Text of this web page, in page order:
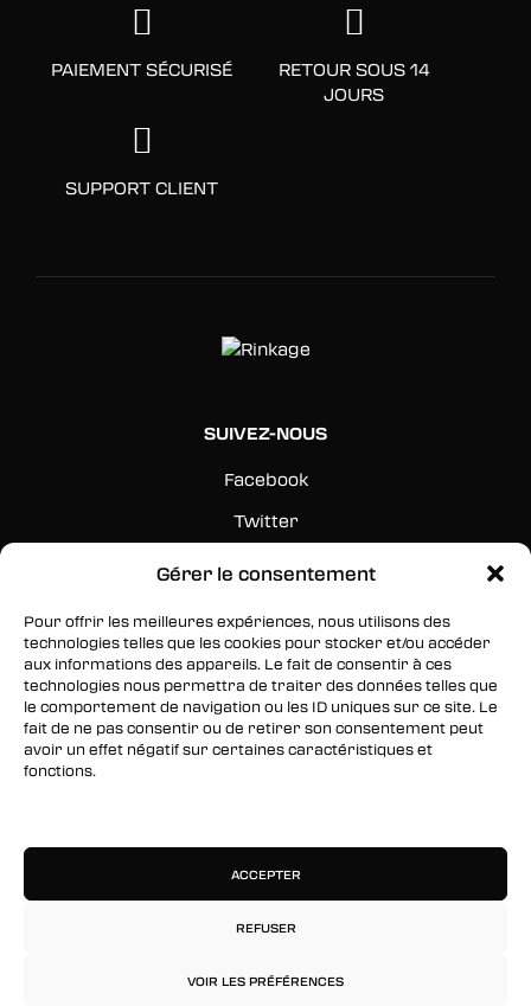
Gérer le consentement
Pour offrir les meilleures expériences, nous utilisons des
technologies telles que les cookies pour stocker et/ou accéder
aux informations des appareils. Le fait de consentir à ces
technologies nous permettra de traiter des données telles que
le comportement de navigation ou les ID uniques sur ce site. Le
fait de ne pas consentir ou de retirer son consentement peut
avoir un effet négatif sur certaines caractéristiques et
fonctions.
ACCEPTER
REFUSER
VOIR LES PRÉFÉRENCES
PAIEMENT SÉCURISÉ
RETOUR SOUS 14
JOURS
SUPPORT CLIENT
SUIVEZ-NOUS
Facebook
Twitter
Instagram
RESTEZ INFORMÉS
Inscrivez-vous à notre newsletter pour être les
premiers à être informés des nouveaux
arrivages, des ventes, du contenu exclusif, des
événements et plus encore !